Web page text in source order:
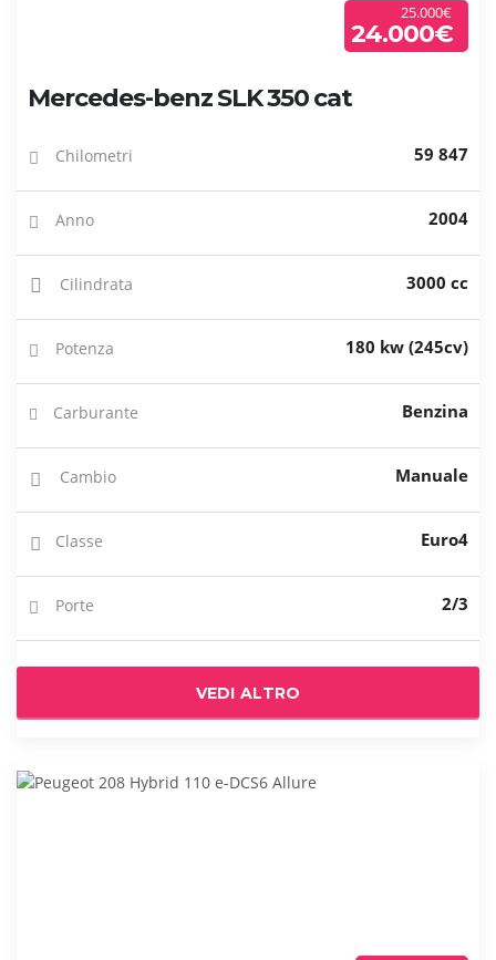
25.000€
24.000€
Mercedes-benz SLK 350 cat
Chilometri 59 847
Anno 2004
Cilindrata 3000 cc
Potenza 180 kw (245cv)
Carburante Benzina
Cambio Manuale
Classe Euro4
Porte 2/3
VEDI ALTRO